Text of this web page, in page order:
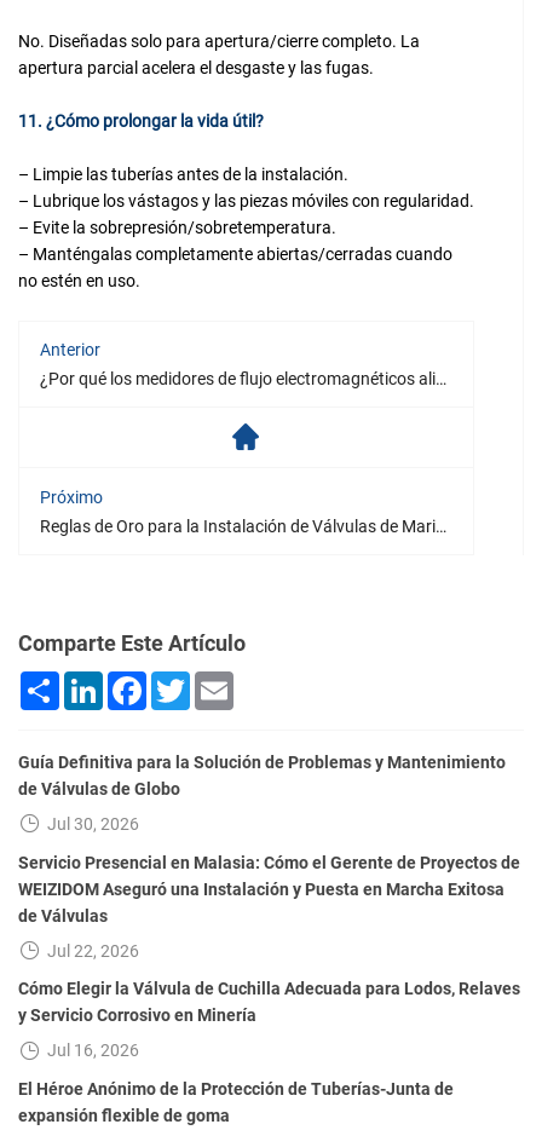
No. Diseñadas solo para apertura/cierre completo. La
apertura parcial acelera el desgaste y las fugas.
11. ¿Cómo prolongar la vida útil?
– Limpie las tuberías antes de la instalación.
– Lubrique los vástagos y las piezas móviles con regularidad.
– Evite la sobrepresión/sobretemperatura.
– Manténgalas completamente abiertas/cerradas cuando
no estén en uso.
Anterior
¿Por qué los medidores de flujo electromagnéticos alimentados por batería GPRS se están convirtiendo en una nueva tendencia en la industria?
Próximo
Reglas de Oro para la Instalación de Válvulas de Mariposa
Comparte Este Artículo
ShareLinkedInFacebook
Twitter
Guía Definitiva para la Solución de Problemas y Mantenimiento
de Válvulas de Globo
Jul 30, 2026
Servicio Presencial en Malasia: Cómo el Gerente de Proyectos de
WEIZIDOM Aseguró una Instalación y Puesta en Marcha Exitosa
de Válvulas
Jul 22, 2026
Cómo Elegir la Válvula de Cuchilla Adecuada para Lodos, Relaves
y Servicio Corrosivo en Minería
Jul 16, 2026
El Héroe Anónimo de la Protección de Tuberías-Junta de
expansión flexible de goma